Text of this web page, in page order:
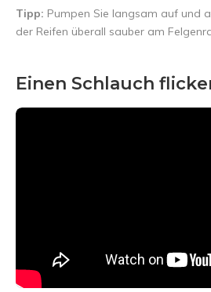
Tipp: Pumpen Sie langsam auf und
der Reifen überall sauber am
Einen Schlauch